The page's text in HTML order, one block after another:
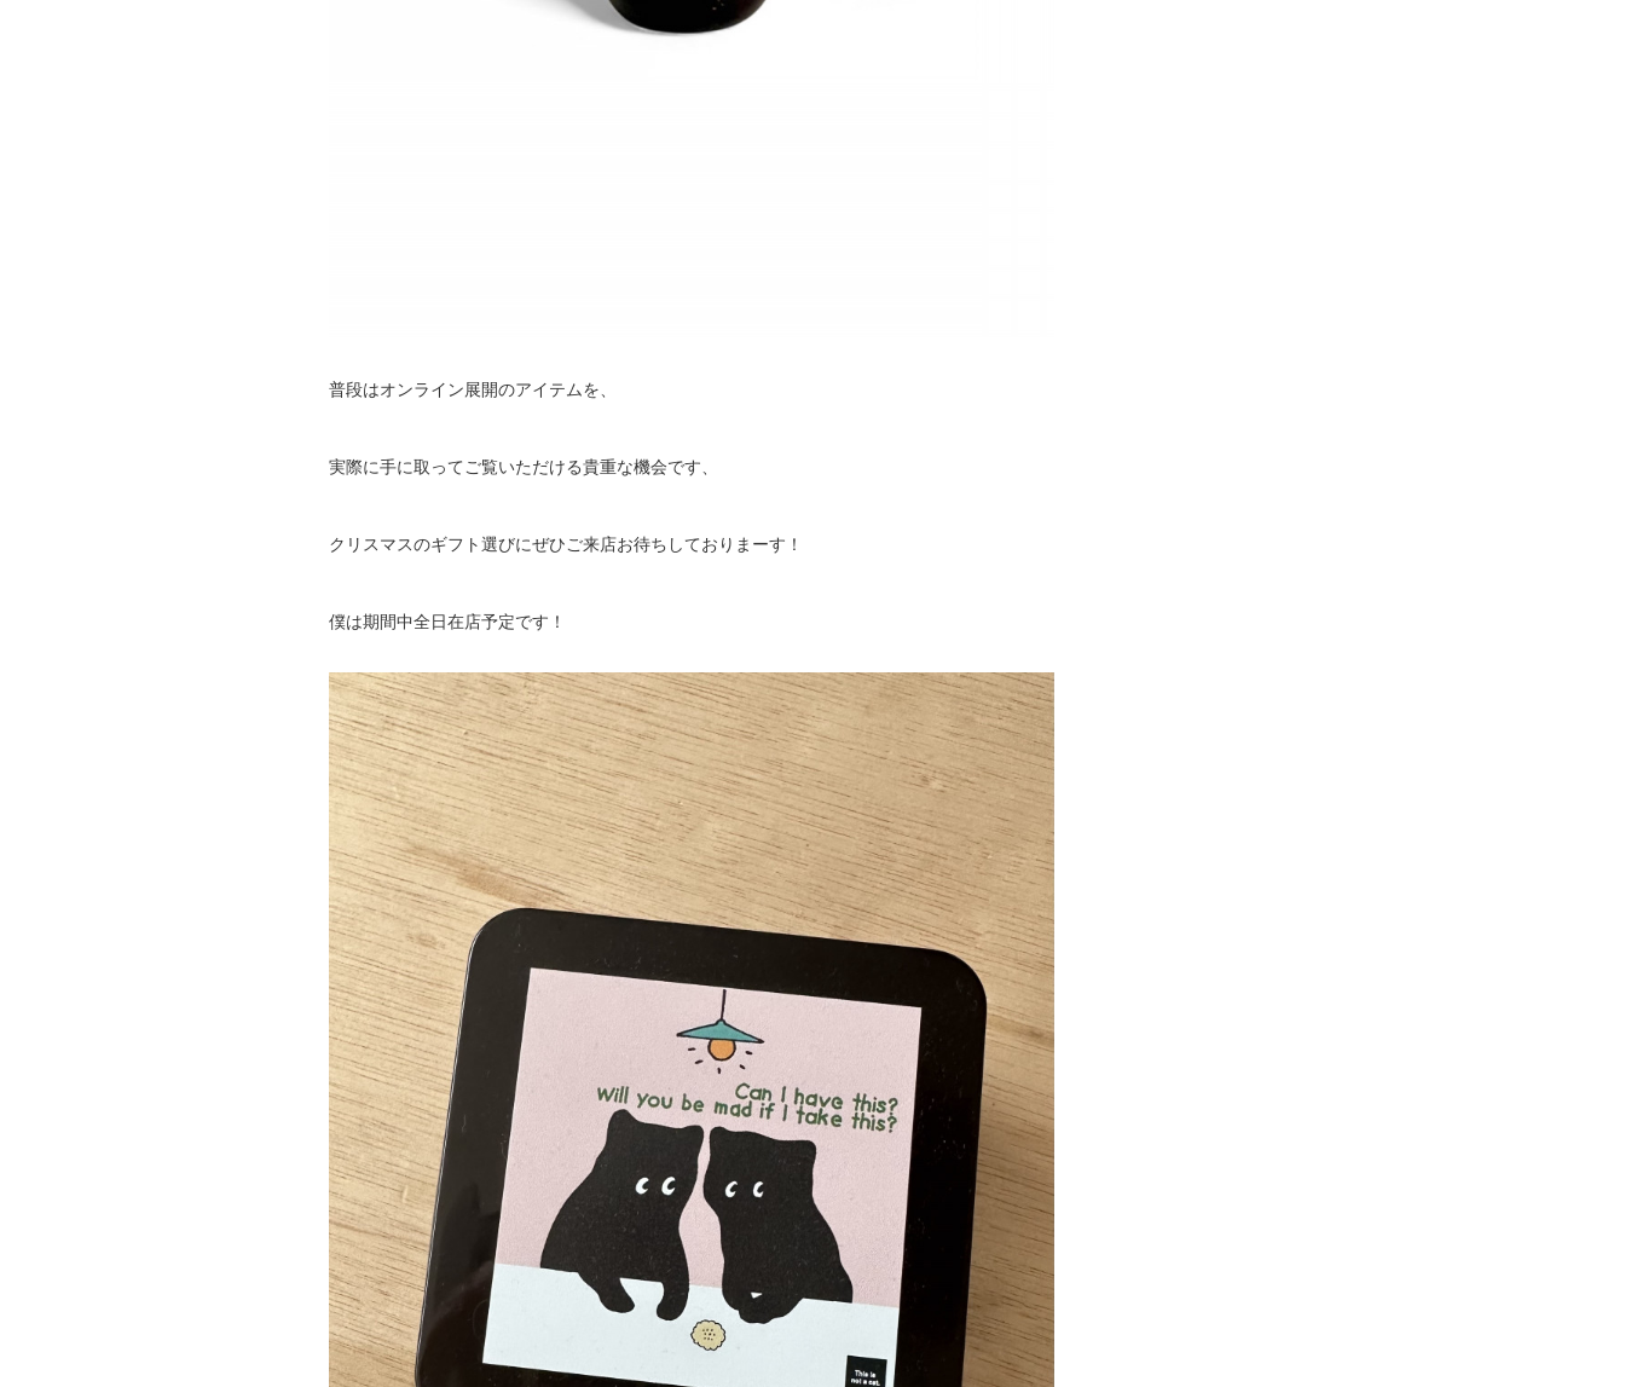
普段はオンライン展開のアイテムを、
実際に手に取ってご覧いただける貴重な機会です、
クリスマスのギフト選びにぜひご来店お待ちしておりまーす！
僕は期間中全日在店予定です！